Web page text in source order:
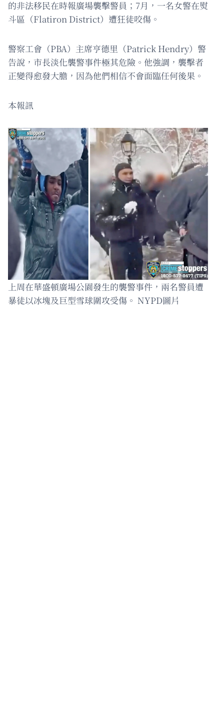
的非法移民在時報廣場襲擊警員；7月，一名女警在熨
斗區（Flatiron District）遭狂徒咬傷。
警察工會（PBA）主席亨德里（Patrick Hendry）警
告說，市長淡化襲警事件極其危險。他強調，襲擊者
正變得愈發大膽，因為他們相信不會面臨任何後果。
本報訊
上周在華盛頓廣場公園發生的襲警事件，兩名警員遭
暴徒以冰塊及巨型雪球圍攻受傷。 NYPD圖片